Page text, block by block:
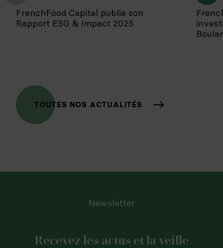
FrenchFood Capital publie son
Rapport ESG & Impact 2025
TOUTES NOS ACTUALITÉS
Newsletter
Recevez les actus et la veille